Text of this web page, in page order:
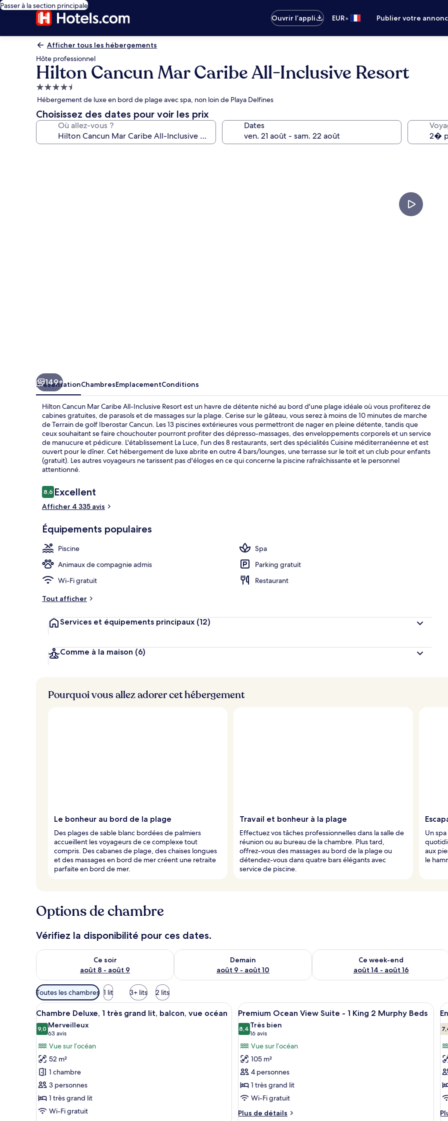
Passer à la section principale
Ouvrir l’appli
EUR• Publier votre
Afficher tous les hébergements
Hôte professionnel
Hilton Cancun Mar Caribe All-Inclusive Resort
Hébergement
4.5 étoiles
Hébergement de luxe en bord de plage avec spa, non loin de Playa Delfines
Choisissez des dates pour voir les prix
Où allez-vous ? Dates
Vue de la
149+
PrésentationChambresEmplacementConditions
Hilton Cancun Mar Caribe All-Inclusive Resort est un havre de détente niché au bord d'une plage idéale où vous profiterez de
cabines gratuites, de parasols et de massages sur la plage. Cerise sur le gâteau, vous serez à moins de 10 minutes de marche
de Terrain de golf Iberostar Cancun. Les 13 piscines extérieures vous permettront de nager en pleine détente, tandis que
ceux souhaitant se faire chouchouter pourront profiter des dépresso-massages, des enveloppements corporels et un service
de manucure et pédicure. L'établissement La Luce, l'un des 8 restaurants, sert des spécialités Cuisine méditerranéenne et est
ouvert pour le dîner. Cet hébergement de luxe abrite en outre 4 bars/lounges, une terrasse sur le toit et un club pour enfants
(gratuit). Les autres voyageurs ne tarissent pas d'éloges en ce qui concerne la piscine rafraîchissante et le personnel
attentionné.
Avis
voyageurs
8,68,6 sur 10
Excellent
Afficher 4 335 avis
Équipements populaires
Piscine
Spa
Animaux de compagnie admis
Parking gratuit
Wi-Fi gratuit
Restaurant
Tout afficher
Services et équipements principaux (12)
Comme à la maison (6)
Pourquoi vous allez adorer cet hébergement
Le bonheur au bord de la plage
Des plages de sable blanc bordées de palmiers
accueillent les voyageurs de ce complexe tout
compris. Des cabanes de plage, des chaises longues
et des massages en bord de mer créent une retraite
parfaite en bord de mer.
Travail et bonheur à la plage
Effectuez vos tâches professionnelles dans la salle de
réunion ou au bureau de la chambre. Plus tard,
offrez-vous des massages au bord de la plage ou
détendez-vous dans quatre bars élégants avec
service de piscine.
Un
aux
le
Options de chambre
Vérifiez la disponibilité pour ces dates.
Ce soir
août 8 - août 9
Vérifier la disponibilité pour ce soir août 8 - août 9
Demain
août 9 - août 10
Vérifier la disponibilité pour demain août 9 - août 10
Ce week-end
août 14 - août 16
Vérifier la disponibilité pour ce week-
Filtres
disponibles
pour
les
chambres
Toutes les chambres 1 lit 3+ lits 2 lits
Afficher
toutes
les
photos
pour
ce
type
de
chambre :
Chambre
Un lit bien fait, avec du linge de lit blanc, une table de chevet en bois sur laquelle se trouve une horloge
8
Chambre Deluxe, 1 très grand lit, balcon, vue océan
9,09,0 sur 10
Merveilleux
63 avis
(63 avis)
Vue sur l’océan
52 m²
1 chambre
3 personnes
1 très grand lit
Wi-Fi gratuit
Afficher
toutes
les
photos
pour
ce
type
de
chambre :
Premium
Une chambre d’hôtel avec un lit, un
8
Premium Ocean View Suite - 1 King 2 Murphy Beds
8,48,4 sur 10
Très bien
16 avis
(16 avis)
Vue sur l’océan
105 m²
4 personnes
1 très grand lit
Wi-Fi gratuit
Plus de détails
Plus